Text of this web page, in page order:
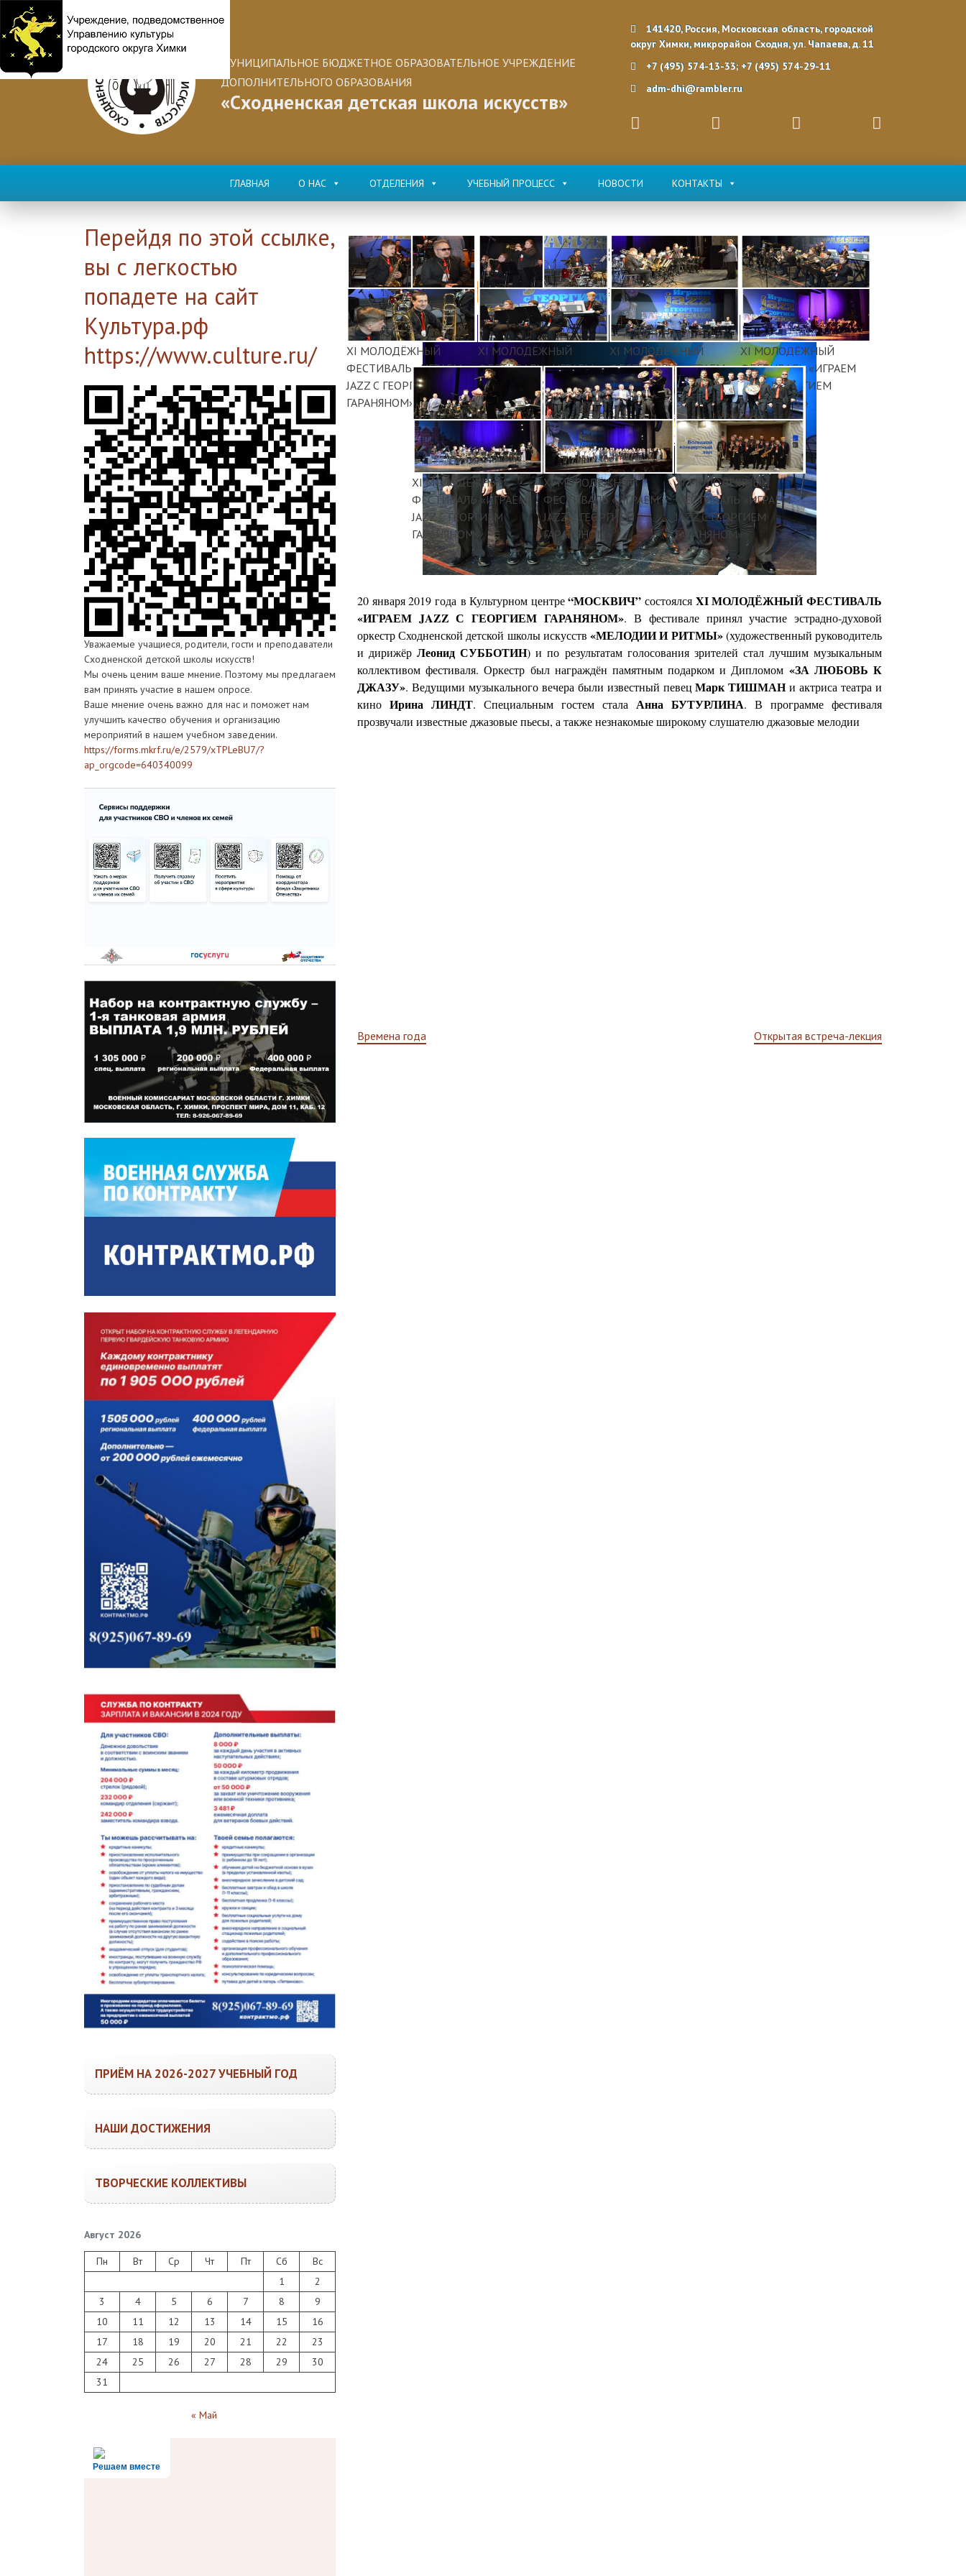
МУНИЦИПАЛЬНОЕ БЮДЖЕТНОЕ ОБРАЗОВАТЕЛЬНОЕ УЧРЕЖДЕНИЕ
ДОПОЛНИТЕЛЬНОГО ОБРАЗОВАНИЯ
«Сходненская детская школа искусств»
141420, Россия, Московская область, городской
округ Химки, микрорайон Сходня, ул. Чапаева, д. 11
+7 (495) 574-13-33; +7 (495) 574-29-11
adm-dhi@rambler.ru
ГЛАВНАЯ О НАС ОТДЕЛЕНИЯ УЧЕБНЫЙ ПРОЦЕСС НОВОСТИ КОНТАКТЫ
Играем JAZZ
НОВОСТИ Дата:22.1.2019|Автор:Сходненская ДШИ
20 января 2019 годав Культурном центре“МОСКВИЧ” состоялся XI МОЛОДЁЖНЫЙ ФЕСТИВАЛЬ
«ИГРАЕМ JAZZ С ГЕОРГИЕМ ГАРАНЯНОМ».В фестивале принял участие эстрадно-духовой
оркестр Сходненской детской школы искусств«МЕЛОДИИ И РИТМЫ»(художественный руководитель
и дирижёрЛеонид СУББОТИН) и по результатам голосования зрителей стал лучшим музыкальным
коллективом фестиваля. Оркестр был награждён памятным подарком и Дипломом «ЗА ЛЮБОВЬ К
ДЖАЗУ». Ведущими музыкального вечера были известный певецМарк ТИШМАНи актриса театра и
кино Ирина ЛИНДТ. Специальным гостем стала Анна БУТУРЛИНА. В программе фестиваля
прозвучали известные джазовые пьесы, а также незнакомые широкому слушателю джазовые мелодии
XI МОЛОДЁЖНЫЙ
ФЕСТИВАЛЬ «ИГРАЕМ
JAZZ С ГЕОРГИЕМ
ГАРАНЯНОМ»
XI МОЛОДЁЖНЫЙ
ФЕСТИВАЛЬ «ИГРАЕМ
JAZZ С ГЕОРГИЕМ
ГАРАНЯНОМ»
XI МОЛОДЁЖНЫЙ
ФЕСТИВАЛЬ «ИГРАЕМ
JAZZ С ГЕОРГИЕМ
ГАРАНЯНОМ»
XI МОЛОДЁЖНЫЙ
ФЕСТИВАЛЬ «ИГРАЕМ
JAZZ С ГЕОРГИЕМ
ГАРАНЯНОМ»
XI МОЛОДЁЖНЫЙ
ФЕСТИВАЛЬ «ИГРАЕМ
JAZZ С ГЕОРГИЕМ
ГАРАНЯНОМ»
XI МОЛОДЁЖНЫЙ
ФЕСТИВАЛЬ «ИГРАЕМ
JAZZ С ГЕОРГИЕМ
ГАРАНЯНОМ»
XI МОЛОДЁЖНЫЙ
ФЕСТИВАЛЬ «ИГРАЕМ
JAZZ С ГЕОРГИЕМ
ГАРАНЯНОМ»
Навигация
Времена года Открытая встреча-лекция
Перейдя по этой ссылке,
вы с легкостью
попадете на сайт
Культура.рф
https://www.culture.ru/
Уважаемые учащиеся, родители, гости и преподаватели
Сходненской детской школы искусств!
Мы очень ценим ваше мнение. Поэтому мы предлагаем
вам принять участие в нашем опросе.
Ваше мнение очень важно для нас и поможет нам
улучшить качество обучения и организацию
мероприятий в нашем учебном заведении.
https://forms.mkrf.ru/e/2579/xTPLeBU7/?
ap_orgcode=640340099
ПРИЁМ НА 2026-2027 УЧЕБНЫЙ ГОД
НАШИ ДОСТИЖЕНИЯ
ТВОРЧЕСКИЕ КОЛЛЕКТИВЫ
Август 2026
Пн Вт Ср Чт Пт Сб
Вс
1
2
3
4 5 6 7 8
9
10
11 12 13 14 15
16
17
18 19 20 21 22
23
24
25 26 27 28 29
30
31
« Май
Решаем вместе